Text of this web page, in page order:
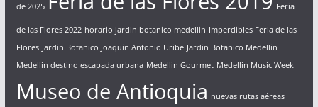
de 2025 Feria
de las Flores 2022 horario jardin botanico medellin Imperdibles Feria de las
Flores Jardin Botanico Joaquin Antonio Uribe Jardin Botanico Medellin
Medellin destino escapada urbana Medellin Gourmet Medellin Music Week
Museo de Antioquia nuevas rutas aéreas